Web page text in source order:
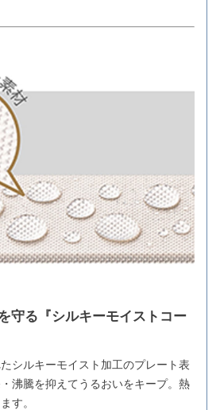
守る『シルキーモイストコー
シルキーモイスト加工のプレート表
沸騰を抑えてうるおいをキープ。熱
す。